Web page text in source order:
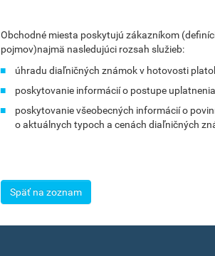
Obchodné miesta poskytujú zákazníkom
pojmov)najmä nasledujúci rozsah služieb:
úhradu diaľničných známok v hotovosti
poskytovanie informácií o postupe
poskytovanie všeobecných informácií o
o aktuálnych typoch a cenách diaľničných
Späť na zoznam